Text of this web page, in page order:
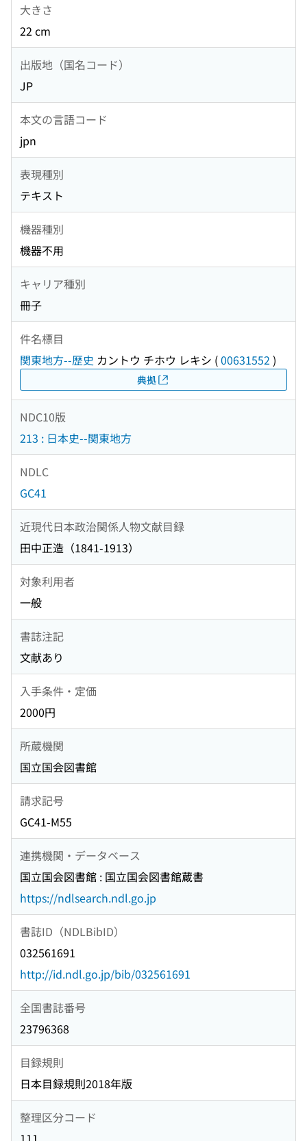
大きさ
22 cm
出版地（国名コード）
JP
本文の言語コード
jpn
表現種別
テキスト
機器種別
機器不用
キャリア種別
冊子
件名標目
関東地方--歴史 カントウ チホウ レキシ (00631552 )
典拠
NDC10版
213 : 日本史--関東地方
NDLC
GC41
近現代日本政治関係人物文献目録
田中正造（1841-1913）
対象利用者
一般
書誌注記
文献あり
入手条件・定価
2000円
所蔵機関
国立国会図書館
請求記号
GC41-M55
連携機関・データベース
国立国会図書館 : 国立国会図書館蔵書
https://ndlsearch.ndl.go.jp
書誌ID（NDLBibID）
032561691
http://id.ndl.go.jp/bib/032561691
全国書誌番号
23796368
目録規則
日本目録規則2018年版
整理区分コード